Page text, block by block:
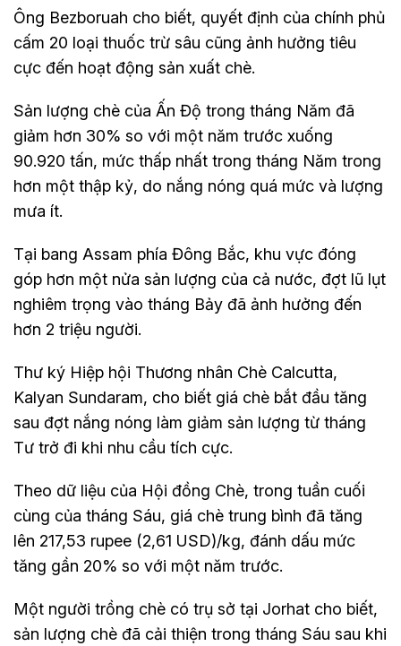
Ông Bezboruah cho biết, quyết định của chính phủ
cấm 20 loại thuốc trừ sâu cũng ảnh hưởng tiêu
cực đến hoạt động sản xuất chè.
Sản lượng chè của Ấn Độ trong tháng Năm đã
giảm hơn 30% so với một năm trước xuống
90.920 tấn, mức thấp nhất trong tháng Năm trong
hơn một thập kỷ, do nắng nóng quá mức và lượng
mưa ít.
Tại bang Assam phía Đông Bắc, khu vực đóng
góp hơn một nửa sản lượng của cả nước, đợt lũ lụt
nghiêm trọng vào tháng Bảy đã ảnh hưởng đến
hơn 2 triệu người.
Thư ký Hiệp hội Thương nhân Chè Calcutta,
Kalyan Sundaram, cho biết giá chè bắt đầu tăng
sau đợt nắng nóng làm giảm sản lượng từ tháng
Tư trở đi khi nhu cầu tích cực.
Theo dữ liệu của Hội đồng Chè, trong tuần cuối
cùng của tháng Sáu, giá chè trung bình đã tăng
lên 217,53 rupee (2,61 USD)/kg, đánh dấu mức
tăng gần 20% so với một năm trước.
Một người trồng chè có trụ sở tại Jorhat cho biết,
sản lượng chè đã cải thiện trong tháng Sáu sau khi